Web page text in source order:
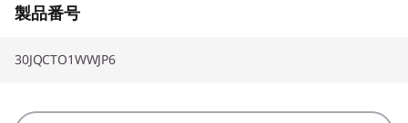
製品番号
30JQCTO1WWJP6